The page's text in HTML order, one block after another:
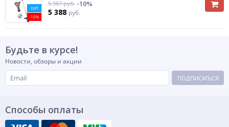
ХИТ
-10%
5 987 руб. -10%
5 388 руб.
Будьте в курсе!
Новости, обзоры и акции
ПОДПИСАТЬСЯ
Способы оплаты